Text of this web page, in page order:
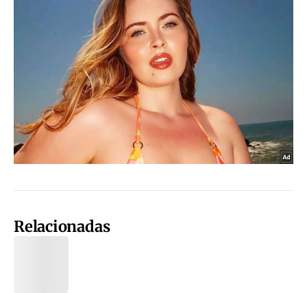
Relacionadas